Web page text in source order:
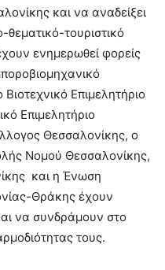
και να αναδείξει
τουριστικό
ενημερωθεί φορείς
Επιμελητήριο
Επιμελητήριο
Θεσσαλονίκης, ο
Νομού Θεσσαλονίκης,
και η Ένωση
Θράκης έχουν
να συνδράμουν στο
τους.